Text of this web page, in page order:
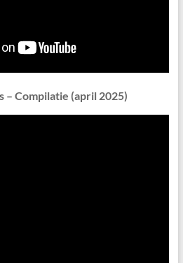
– Compilatie (april 2025)